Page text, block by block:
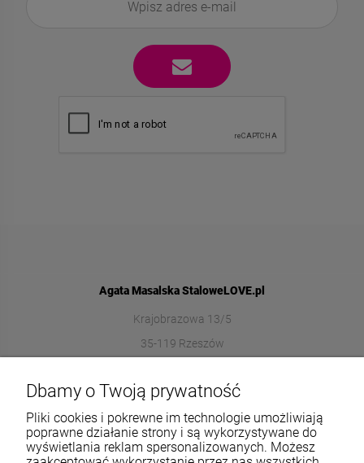
Agata Masalska StaloweLOVE.pl
Krajobrazowa 13/5
35-119 Rzeszów
572989669
Informacje
Dbamy o Twoją prywatność
Pliki cookies i pokrewne im technologie umożliwiają
poprawne działanie strony i są wykorzystywane do
wyświetlania reklam spersonalizowanych. Możesz